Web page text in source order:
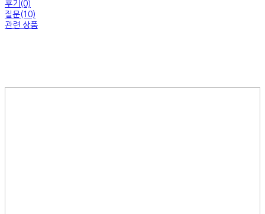
후기(0)
질문(10)
관련 상품